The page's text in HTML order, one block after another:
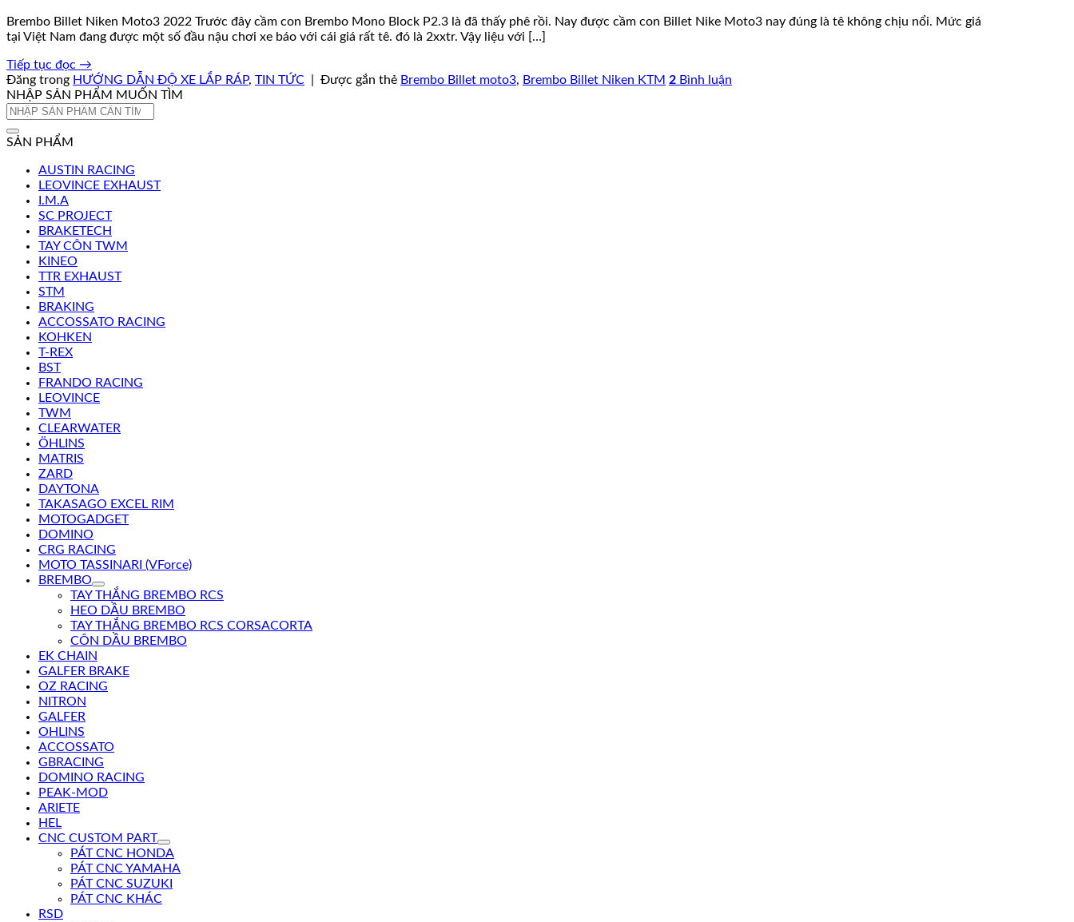
Brembo Billet Niken Moto3 2022 Trước đây cầm con Brembo Mono Block P2.3 là đã thấy phê rồi. Nay được cầm con Billet Nike Moto3 nay đúng là tê không chịu nổi. Mức giá
tại Việt Nam đang được một số đầu nậu chơi xe báo với cái giá rất tê. đó là 2xxtr. Vậy liệu với […]
Tiếp tục đọc →
Đăng trong HƯỚNG DẪN ĐỘ XE LẮP RÁP, TIN TỨC Được gắn thẻ Brembo Billet moto3, Brembo Billet Niken KTM 2 Bình luận
NHẬP SẢN PHẨM MUỐN TÌM
Tìm
SẢN PHẨM
AUSTIN RACING
LEOVINCE EXHAUST
I.M.A
SC PROJECT
BRAKETECH
TAY CÔN TWM
KINEO
TTR EXHAUST
STM
BRAKING
ACCOSSATO RACING
KOHKEN
T-REX
BST
FRANDO RACING
LEOVINCE
TWM
CLEARWATER
ÖHLINS
MATRIS
ZARD
DAYTONA
TAKASAGO EXCEL RIM
MOTOGADGET
DOMINO
CRG RACING
MOTO TASSINARI (VForce)
BREMBO
TAY THẮNG BREMBO RCS
HEO DẦU BREMBO
TAY THẮNG BREMBO RCS CORSACORTA
CÔN DẦU BREMBO
EK CHAIN
GALFER BRAKE
OZ RACING
NITRON
GALFER
OHLINS
ACCOSSATO
GBRACING
DOMINO RACING
PEAK-MOD
ARIETE
HEL
CNC CUSTOM PART
PÁT CNC HONDA
PÁT CNC YAMAHA
PÁT CNC SUZUKI
PÁT CNC KHÁC
RSD